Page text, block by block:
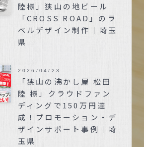
陸様」狭山の地ビール
「CROSS ROAD」のラ
ベルデザイン制作｜埼玉
県
「狭山の沸かし屋 松田
陸 様」クラウドファン
ディングで150万円達
成！プロモーション・デ
ザインサポート事例｜埼
玉県
2026/04/23